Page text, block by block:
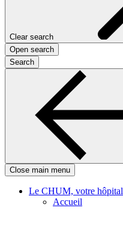
Clear search
Open search
Search
Close main menu
Le CHUM, votre hôpital
Accueil